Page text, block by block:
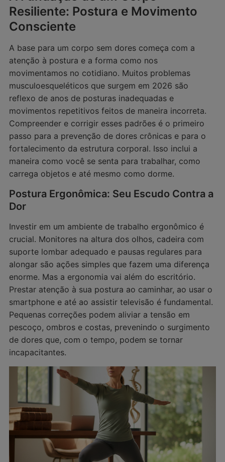
Resiliente: Postura e Movimento
Consciente
A base para um corpo sem dores começa com a
atenção à postura e a forma como nos
movimentamos no cotidiano. Muitos problemas
musculoesqueléticos que surgem em 2026 são
reflexo de anos de posturas inadequadas e
movimentos repetitivos feitos de maneira incorreta.
Compreender e corrigir esses padrões é o primeiro
passo para a prevenção de dores crônicas e para o
fortalecimento da estrutura corporal. Isso inclui a
maneira como você se senta para trabalhar, como
carrega objetos e até mesmo como dorme.
Postura Ergonômica: Seu Escudo Contra a
Dor
Investir em um ambiente de trabalho ergonômico é
crucial. Monitores na altura dos olhos, cadeira com
suporte lombar adequado e pausas regulares para
alongar são ações simples que fazem uma diferença
enorme. Mas a ergonomia vai além do escritório.
Prestar atenção à sua postura ao caminhar, ao usar o
smartphone e até ao assistir televisão é fundamental.
Pequenas correções podem aliviar a tensão em
pescoço, ombros e costas, prevenindo o surgimento
de dores que, com o tempo, podem se tornar
incapacitantes.